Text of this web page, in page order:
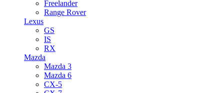
Freelander
Range Rover
Lexus
GS
IS
RX
Mazda
Mazda 3
Mazda 6
CX-5